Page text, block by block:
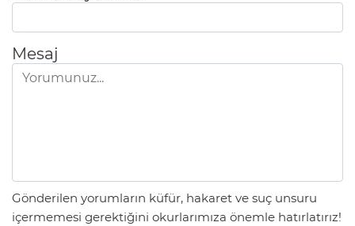
Mesaj
Gönderilen yorumların küfür, hakaret ve suç unsuru
içermemesi gerektiğini okurlarımıza önemle hatırlatırız!